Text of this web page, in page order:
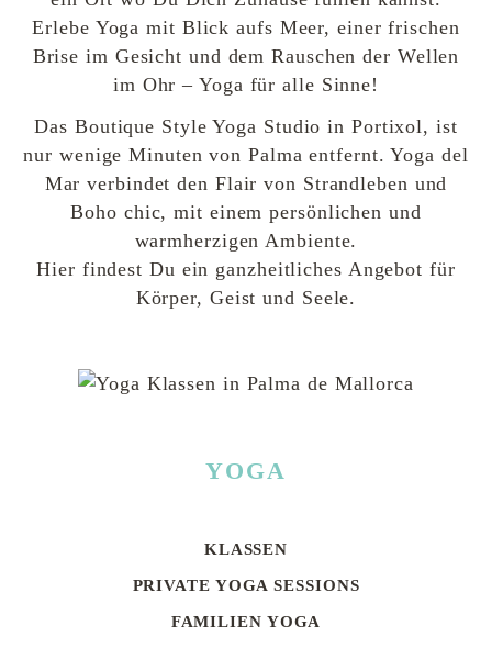
Erlebe Yoga mit Blick aufs Meer, einer frischen
Brise im Gesicht und dem Rauschen der Wellen
im Ohr – Yoga für alle Sinne!
Das Boutique Style Yoga Studio in Portixol, ist
nur wenige Minuten von Palma entfernt. Yoga del
Mar verbindet den Flair von Strandleben und
Boho chic, mit einem persönlichen und
warmherzigen Ambiente.
Hier findest Du ein ganzheitliches Angebot für
Körper, Geist und Seele.
YOGA
Navigation
überspringen
KLASSEN
PRIVATE YOGA SESSIONS
FAMILIEN YOGA